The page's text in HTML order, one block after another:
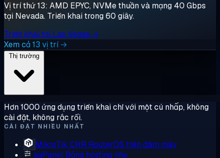
Vị trí thứ 13: AMD EPYC, NVMe thuần và mạng 40 Gbps
tại Nevada. Triển khai trong 60 giây.
Triển khai tại Las Vegas →
Xem cả 13 vị trí →
Hơn 1000 ứng dụng triển khai chỉ với một cú nhấp, không
cài đặt, không rắc rối.
CÀI ĐẶT NHIỀU NHẤT
MikroTik CHR RouterOS trên đám mây
aaPanel Bảng hosting nhẹ